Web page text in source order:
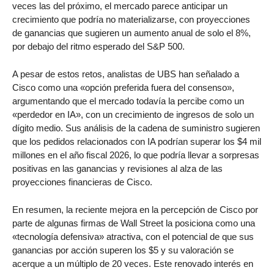
veces las del próximo, el mercado parece anticipar un
crecimiento que podría no materializarse, con proyecciones
de ganancias que sugieren un aumento anual de solo el 8%,
por debajo del ritmo esperado del S&P 500.
A pesar de estos retos, analistas de UBS han señalado a
Cisco como una «opción preferida fuera del consenso»,
argumentando que el mercado todavía la percibe como un
«perdedor en IA», con un crecimiento de ingresos de solo un
dígito medio. Sus análisis de la cadena de suministro sugieren
que los pedidos relacionados con IA podrían superar los $4 mil
millones en el año fiscal 2026, lo que podría llevar a sorpresas
positivas en las ganancias y revisiones al alza de las
proyecciones financieras de Cisco.
En resumen, la reciente mejora en la percepción de Cisco por
parte de algunas firmas de Wall Street la posiciona como una
«tecnología defensiva» atractiva, con el potencial de que sus
ganancias por acción superen los $5 y su valoración se
acerque a un múltiplo de 20 veces. Este renovado interés en